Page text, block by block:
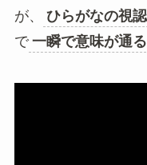
が、
ひらがなの視
で 一瞬で意味が通る